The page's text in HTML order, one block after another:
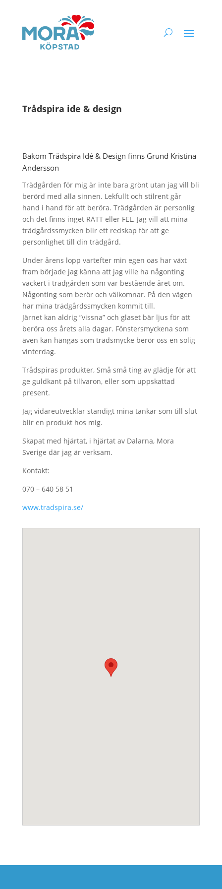
Trådspira ide & design
Bakom Trådspira Idé & Design finns Grund Kristina
Andersson
Trädgården för mig är inte bara grönt utan jag vill bli
berörd med alla sinnen. Lekfullt och stilrent går
hand i hand för att beröra. Trädgården är personlig
och det finns inget RÄTT eller FEL. Jag vill att mina
trädgårdssmycken blir ett redskap för att ge
personlighet till din trädgård.
Under årens lopp vartefter min egen oas har växt
fram började jag känna att jag ville ha någonting
vackert i trädgården som var bestående året om.
Någonting som berör och välkomnar. På den vägen
har mina trädgårdssmycken kommit till.
Järnet kan aldrig ”vissna” och glaset bär ljus för att
beröra oss årets alla dagar. Fönstersmyckena som
även kan hängas som trädsmycke berör oss en solig
vinterdag.
Trådspiras produkter, Små små ting av glädje för att
ge guldkant på tillvaron, eller som uppskattad
present.
Jag vidareutvecklar ständigt mina tankar som till slut
blir en produkt hos mig.
Skapat med hjärtat, i hjärtat av Dalarna, Mora
Sverige där jag är verksam.
Kontakt:
070 – 640 58 51
www.tradspira.se/